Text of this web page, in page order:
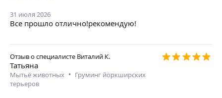
31 июля 2026
Все прошло отлично!рекомендую!
Отзыв о специалисте Виталий К.
Татьяна
Мытьё животных • Груминг йоркширских
терьеров